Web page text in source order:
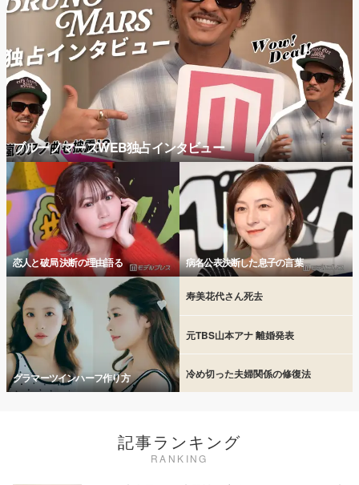
ブルーノマーズWEB独占インタビュー
恋人と破局 決断の理由語る 病名公表決断した息子の言葉
グラマーツインハーフ作り方
寿美花代さん死去
元TBS山本アナ 離婚発表
冷め切った夫婦関係の修復法
記事ランキング
RANKING